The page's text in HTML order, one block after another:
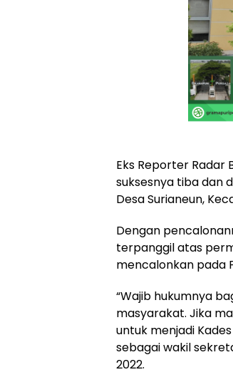
Eks Reporter
suksesnya tiba dan
Desa Surianeun,
Dengan
terpanggil atas
mencalonkan pada
“Wajib hukumnya
masyarakat. Jika
untuk menjadi
sebagai wakil
2022.